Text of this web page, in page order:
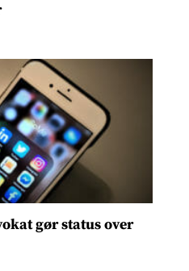
gør status over